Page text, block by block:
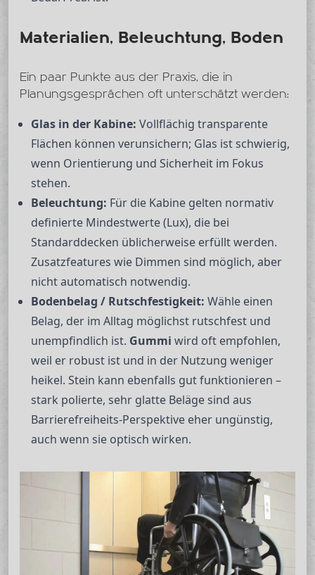
Materialien, Beleuchtung, Boden
Ein paar Punkte aus der Praxis, die in
Planungsgesprächen oft unterschätzt werden:
Glas in der Kabine: Vollflächig transparente
Flächen können verunsichern; Glas ist schwierig,
wenn Orientierung und Sicherheit im Fokus
stehen.
Beleuchtung: Für die Kabine gelten normativ
definierte Mindestwerte (Lux), die bei
Standarddecken üblicherweise erfüllt werden.
Zusatzfeatures wie Dimmen sind möglich, aber
nicht automatisch notwendig.
Bodenbelag / Rutschfestigkeit: Wähle einen
Belag, der im Alltag möglichst rutschfest und
unempfindlich ist. Gummi wird oft empfohlen,
weil er robust ist und in der Nutzung weniger
heikel. Stein kann ebenfalls gut funktionieren –
stark polierte, sehr glatte Beläge sind aus
Barrierefreiheits-Perspektive eher ungünstig,
auch wenn sie optisch wirken.